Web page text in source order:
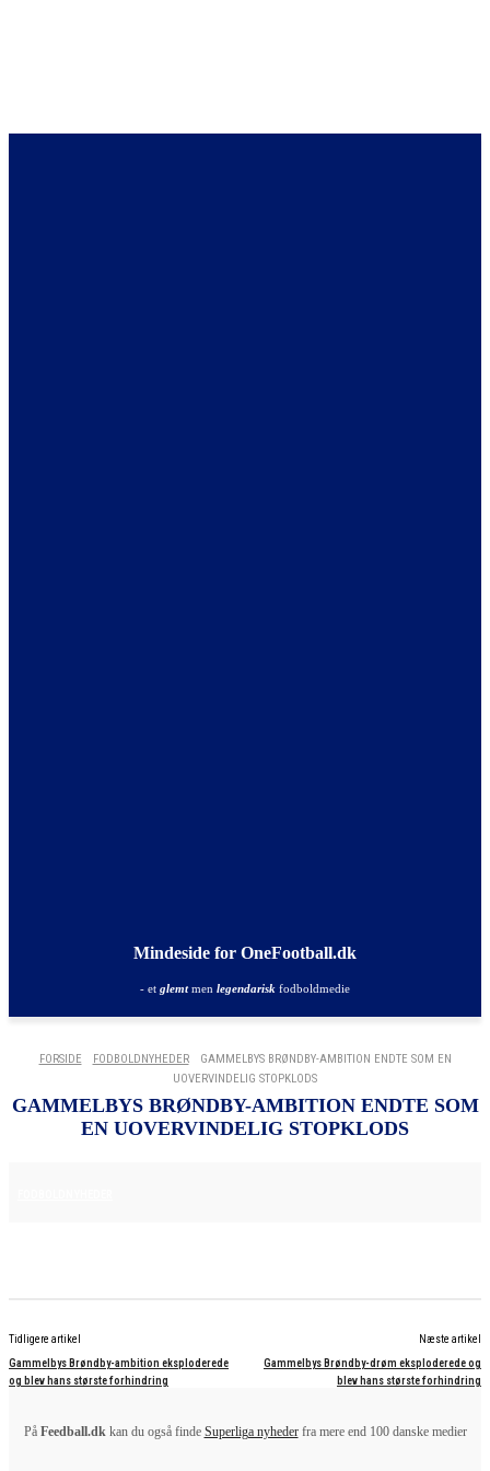
Mindeside for OneFootball.dk
- et glemtmen legendarisk fodboldmedie
FORSIDE FODBOLDNYHEDER
GAMMELBYS BRØNDBY-AMBITION ENDTE SOM EN
UOVERVINDELIG STOPKLODS
GAMMELBYS BRØNDBY-AMBITION ENDTE SOM
EN UOVERVINDELIG STOPKLODS
Tidligere artikel
Gammelbys Brøndby-ambition eksploderede
og blev hans største forhindring
Næste artikel
Gammelbys Brøndby-drøm eksploderede og
blev hans største forhindring
På Feedball.dkkan du også finde Superliga nyhederfra mere end 100 danske medier